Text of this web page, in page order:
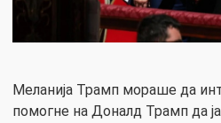
Меланија Трамп мораше да
помогне на Доналд Трамп да